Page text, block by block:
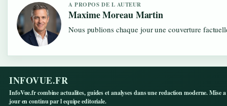
A PROPOS DE L AUTEUR
Maxime Moreau Martin
Nous publions chaque jour une couverture
INFOVUE.FR
InfoVue.fr combine actualites, guides et analyses dans une redaction moderne. Mise a
jour en continu par l equipe editoriale.